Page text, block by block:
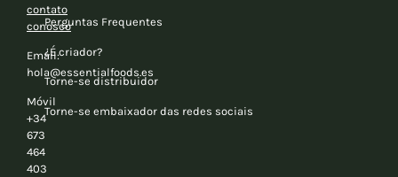
contato
conosco
Email:
hola@essentialfoods.es
Móvil
+34
673
464
403
Perguntas Frequentes
¿É criador?
Torne-se distribuidor
Torne-se embaixador das redes sociais